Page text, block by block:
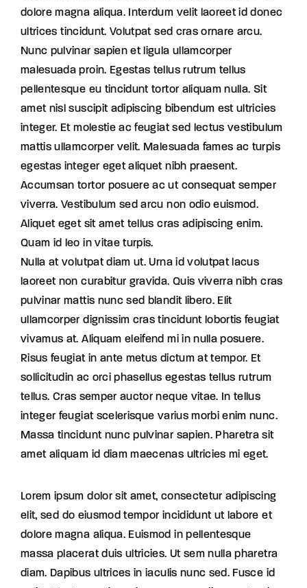
dolore magna aliqua. Interdum velit laoreet id donec
ultrices tincidunt. Volutpat sed cras ornare arcu.
Nunc pulvinar sapien et ligula ullamcorper
malesuada proin. Egestas tellus rutrum tellus
pellentesque eu tincidunt tortor aliquam nulla. Sit
amet nisl suscipit adipiscing bibendum est ultricies
integer. Et molestie ac feugiat sed lectus vestibulum
mattis ullamcorper velit. Malesuada fames ac turpis
egestas integer eget aliquet nibh praesent.
Accumsan tortor posuere ac ut consequat semper
viverra. Vestibulum sed arcu non odio euismod.
Aliquet eget sit amet tellus cras adipiscing enim.
Quam id leo in vitae turpis.
Nulla at volutpat diam ut. Urna id volutpat lacus
laoreet non curabitur gravida. Quis viverra nibh cras
pulvinar mattis nunc sed blandit libero. Elit
ullamcorper dignissim cras tincidunt lobortis feugiat
vivamus at. Aliquam eleifend mi in nulla posuere.
Risus feugiat in ante metus dictum at tempor. Et
sollicitudin ac orci phasellus egestas tellus rutrum
tellus. Cras semper auctor neque vitae. In tellus
integer feugiat scelerisque varius morbi enim nunc.
Massa tincidunt nunc pulvinar sapien. Pharetra sit
amet aliquam id diam maecenas ultricies mi eget.
Lorem ipsum dolor sit amet, consectetur adipiscing
elit, sed do eiusmod tempor incididunt ut labore et
dolore magna aliqua. Euismod in pellentesque
massa placerat duis ultricies. Ut sem nulla pharetra
diam. Dapibus ultrices in iaculis nunc sed. Fusce id